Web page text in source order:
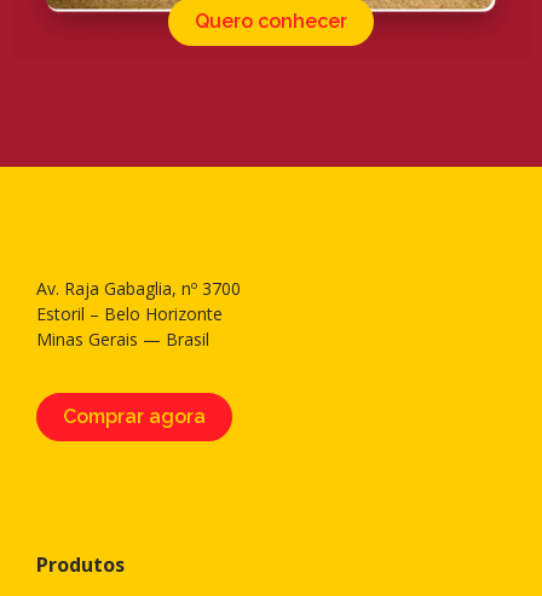
Quero conhecer
Av. Raja Gabaglia, nº 3700
Estoril – Belo Horizonte
Minas Gerais — Brasil
Comprar agora
Produtos